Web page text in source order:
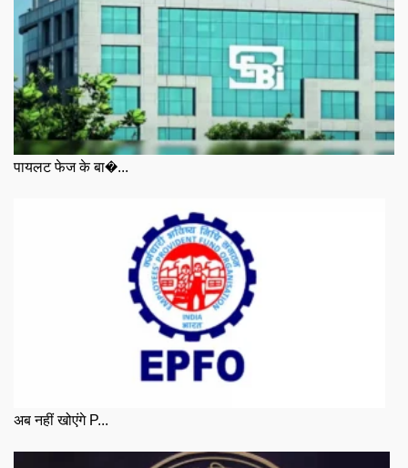
पायलट फेज के बा�...
अब नहीं खोएंगे P...